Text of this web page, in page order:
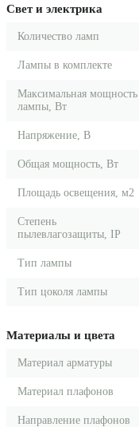
Свет и электрика
Количество ламп
Лампы в комплекте
Максимальная мощность
лампы, Вт
Напряжение, В
Общая мощность, Вт
Площадь освещения, м2
Степень
пылевлагозащиты, IP
Тип лампы
Тип цоколя лампы
Материалы и цвета
Материал арматуры
Материал плафонов
Направление плафонов